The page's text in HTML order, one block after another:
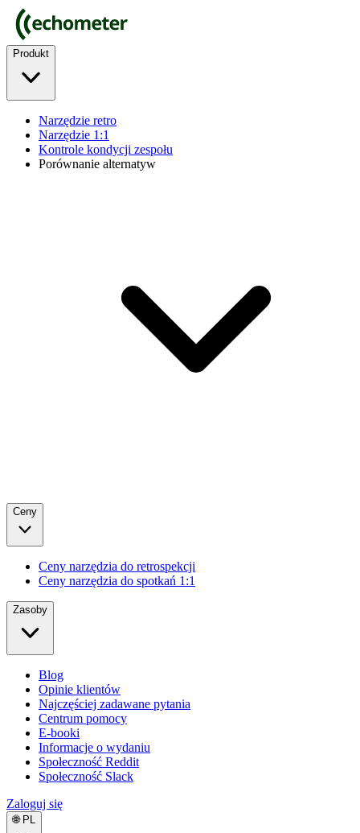
Produkt
Narzędzie retro
Narzędzie 1:1
Kontrole kondycji zespołu
Porównanie alternatyw
Ceny
Ceny narzędzia do retrospekcji
Ceny narzędzia do spotkań 1:1
Zasoby
Blog
Opinie klientów
Najczęściej zadawane pytania
Centrum pomocy
E-booki
Informacje o wydaniu
Społeczność Reddit
Społeczność Slack
Zaloguj się
🌐 PL